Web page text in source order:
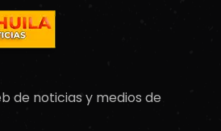
de noticias y medios de